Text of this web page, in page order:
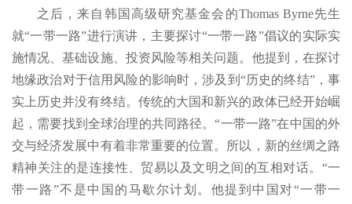
之后，来自韩国高级研究基金会的Thomas Byrne先生
就“一带一路”进行演讲，主要探讨“一带一路”倡议的实际实
施情况、基础设施、投资风险等相关问题。他提到，在探讨
地缘政治对于信用风险的影响时，涉及到“历史的终结”，事
实上历史并没有终结。传统的大国和新兴的政体已经开始崛
起，需要找到全球治理的共同路径。“一带一路”在中国的外
交与经济发展中有着非常重要的位置。所以，新的丝绸之路
精神关注的是连接性、贸易以及文明之间的互相对话。“一
带一路”不是中国的马歇尔计划。他提到中国对“一带一